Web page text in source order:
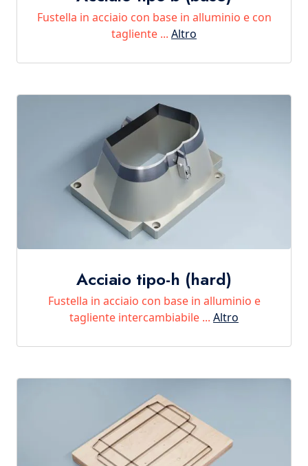
Fustella in acciaio con base in alluminio e con
tagliente ... Altro
Acciaio tipo-h (hard)
Fustella in acciaio con base in alluminio e
tagliente intercambiabile ... Altro